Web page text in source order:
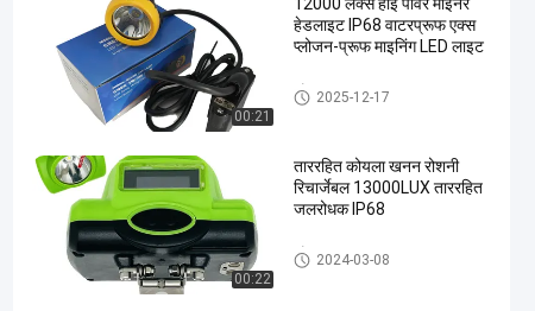
00:21
हेडलाइट IP68 वाटरप्रूफ एक्स
प्लोजन-प्रूफ माइनिंग LED लाइट
कोयला खनन प्रकाश
2025-12-17
00:22
ताररहित कोयला खनन रोशनी
रिचार्जेबल 13000LUX ताररहित
जलरोधक IP68
कोयला खनन प्रकाश
2024-03-08